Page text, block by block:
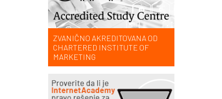
ZVANIČNO AKREDITOVANA OD
CHARTERED INSTITUTE OF
MARKETING